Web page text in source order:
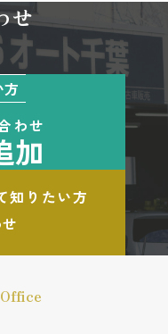
せ
わせ
加
知りたい方